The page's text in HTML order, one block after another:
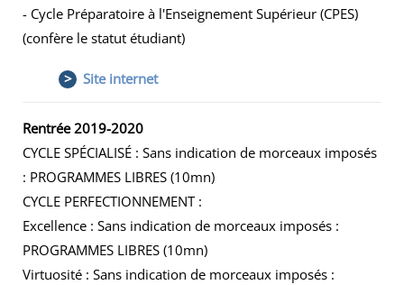
- Cycle Préparatoire à l'Enseignement Supérieur (CPES)
(confère le statut étudiant)
> Site internet
Rentrée 2019-2020
CYCLE SPÉCIALISÉ : Sans indication de morceaux imposés
: PROGRAMMES LIBRES (10mn)
CYCLE PERFECTIONNEMENT :
Excellence : Sans indication de morceaux imposés :
PROGRAMMES LIBRES (10mn)
Virtuosité : Sans indication de morceaux imposés :